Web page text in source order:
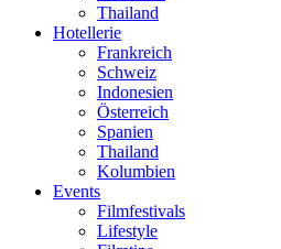
Thailand
Hotellerie
Frankreich
Schweiz
Indonesien
Österreich
Spanien
Thailand
Kolumbien
Events
Filmfestivals
Lifestyle